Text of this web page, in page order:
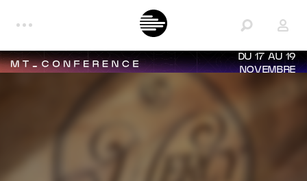
DU 17 AU 19
NOVEMBRE